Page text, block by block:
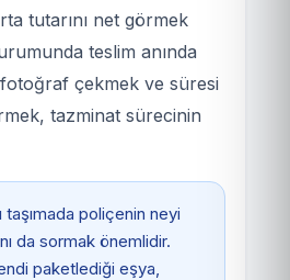
tutarını net görmek
teslim anında
çekmek ve süresi
tazminat sürecinin
taşımada poliçenin neyi
da sormak önemlidir.
paketlediği eşya,